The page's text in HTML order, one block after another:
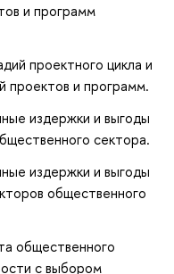
и программ
проектного цикла и
проектов и программ.
издержки и выгоды
сектора.
издержки и выгоды
общественного
общественного
с выбором